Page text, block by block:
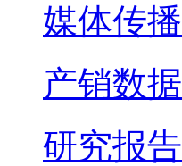
媒体传播
产销数据
研究报告